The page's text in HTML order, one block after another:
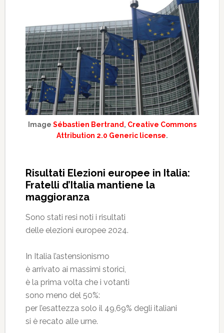
Image Sébastien Bertrand, Creative Commons
Attribution 2.0 Generic license.
Risultati Elezioni europee in Italia:
Fratelli d’Italia mantiene la
maggioranza
Sono stati resi noti i risultati
delle elezioni europee 2024.
In Italia l’astensionismo
è arrivato ai massimi storici,
è la prima volta che i votanti
sono meno del 50%:
per l’esattezza solo il 49,69% degli italiani
si è recato alle urne.